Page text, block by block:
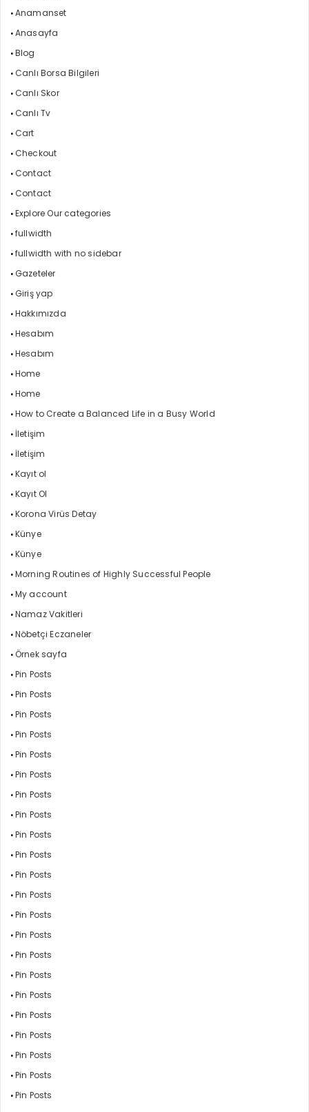
Anamanset
Anasayfa
Blog
Canlı Borsa Bilgileri
Canlı Skor
Canlı Tv
Cart
Checkout
Contact
Contact
Explore Our categories
fullwidth
fullwidth with no sidebar
Gazeteler
Giriş yap
Hakkımızda
Hesabım
Hesabım
Home
Home
How to Create a Balanced Life in a Busy World
İletişim
İletişim
Kayıt ol
Kayıt Ol
Korona Virüs Detay
Künye
Künye
Morning Routines of Highly Successful People
My account
Namaz Vakitleri
Nöbetçi Eczaneler
Örnek sayfa
Pin Posts
Pin Posts
Pin Posts
Pin Posts
Pin Posts
Pin Posts
Pin Posts
Pin Posts
Pin Posts
Pin Posts
Pin Posts
Pin Posts
Pin Posts
Pin Posts
Pin Posts
Pin Posts
Pin Posts
Pin Posts
Pin Posts
Pin Posts
Pin Posts
Pin Posts